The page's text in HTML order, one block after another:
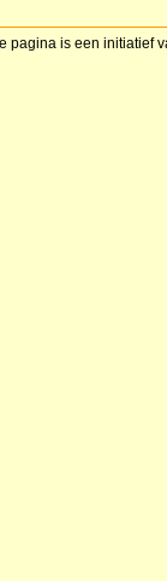
pagina is een initiatief